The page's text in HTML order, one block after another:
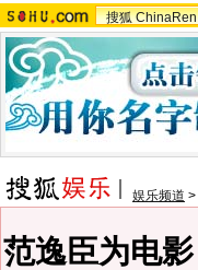
搜狐 ChinaRen
娱乐频道 >
范逸臣为电